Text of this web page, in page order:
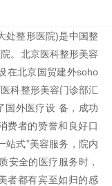
处整形医院)是中国整
。北京医科整形美容
在北京国贸建外soho
科整形美容门诊部汇
国外医疗设 备，成功
费者的赞誉和良好口
站式”美容服务，院内
安全的医疗服务时，
者都有宾至如归的感